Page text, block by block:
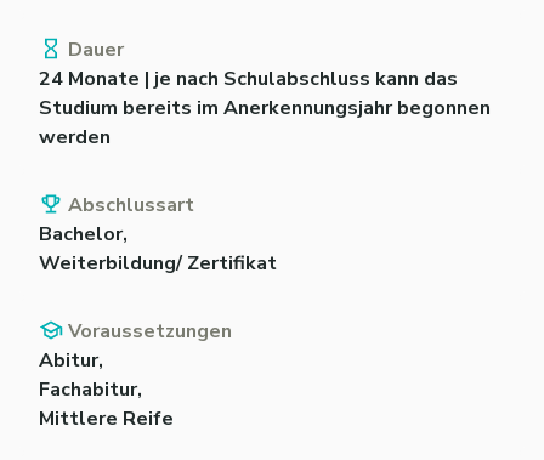
Dauer
24 Monate | je nach Schulabschluss kann das
Studium bereits im Anerkennungsjahr begonnen
werden
Abschlussart
Bachelor,
Weiterbildung/ Zertifikat
Voraussetzungen
Abitur,
Fachabitur,
Mittlere Reife